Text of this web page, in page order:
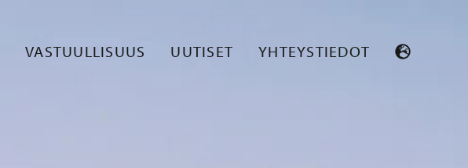
VASTUULLISUUS UUTISET YHTEYSTIEDOT